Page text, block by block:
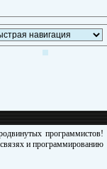
программистов!
и программированию